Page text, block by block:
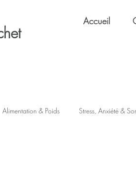
Accueil
Alimentation & Poids Stress, Anxiété &